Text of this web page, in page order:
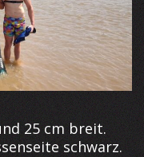
25 cm breit.
schwarz.